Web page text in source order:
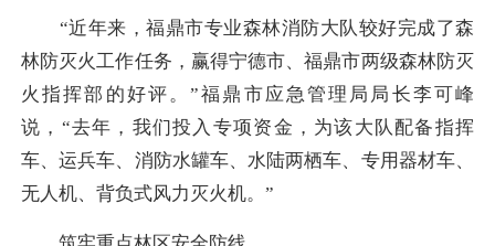
“近年来，福鼎市专业森林消防大队较好完成了森
林防灭火工作任务，赢得宁德市、福鼎市两级森林防灭
火指挥部的好评。”福鼎市应急管理局局长李可峰
说，“去年，我们投入专项资金，为该大队配备指挥
车、运兵车、消防水罐车、水陆两栖车、专用器材车、
无人机、背负式风力灭火机。”